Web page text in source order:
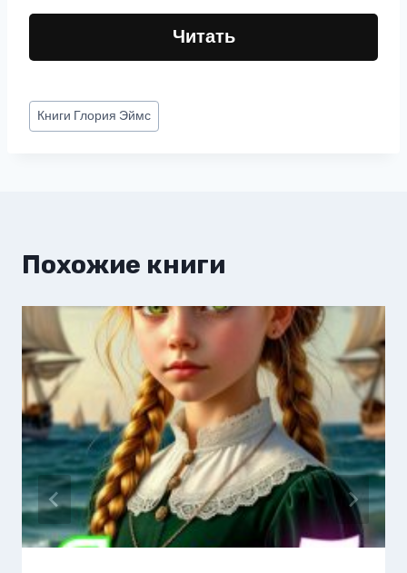
Читать
Метки
записи:
Книги Глория Эймс
Похожие книги